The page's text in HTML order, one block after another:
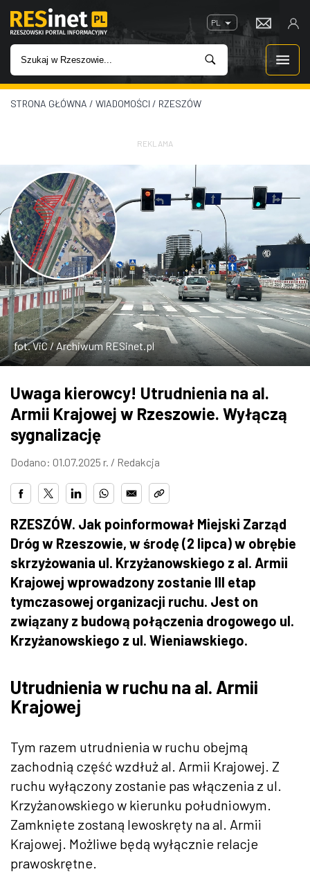
PL
WIADOMOŚCI
IMPREZY
ROZRYWKA
W KINACH
GASTRONOMIA
ZDJĘCIA
W RZESZOWIE
STRONA GŁÓWNA / WIADOMOŚCI / RZESZÓW
REKLAMA
fot. ViC / Archiwum RESinet.pl
Uwaga kierowcy! Utrudnienia na al.
Armii Krajowej w Rzeszowie. Wyłączą
sygnalizację
Dodano: 01.07.2025 r. / Redakcja
RZESZÓW. Jak poinformował Miejski Zarząd
Dróg w Rzeszowie, w środę (2 lipca) w obrębie
skrzyżowania ul. Krzyżanowskiego z al. Armii
Krajowej wprowadzony zostanie III etap
tymczasowej organizacji ruchu. Jest on
związany z budową połączenia drogowego ul.
Krzyżanowskiego z ul. Wieniawskiego.
Utrudnienia w ruchu na al. Armii
Krajowej
Tym razem utrudnienia w ruchu obejmą
zachodnią część wzdłuż al. Armii Krajowej. Z
ruchu wyłączony zostanie pas włączenia z ul.
Krzyżanowskiego w kierunku południowym.
Zamknięte zostaną lewoskręty na al. Armii
Krajowej. Możliwe będą wyłącznie relacje
prawoskrętne.